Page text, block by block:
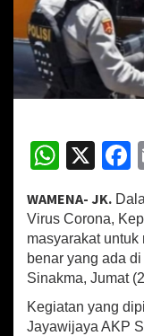
r
n
V
i
r
C
o
o
n
a
P
o
l
i
W
at
sA
p
p
X
ce
k
WAMENA- JK.
Virus Corona,
masyarakat
benar yang ada
Sinakma, Jumat
Kegiatan yang
Jayawijaya AKP